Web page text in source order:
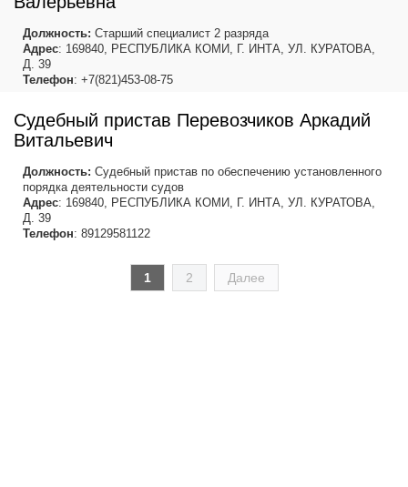
Должность: Старший специалист 2 разряда
Адрес: 169840, РЕСПУБЛИКА КОМИ, Г. ИНТА, УЛ. КУРАТОВА,
Д. 39
Телефон: +7(821)453-08-75
Судебный пристав Перевозчиков Аркадий
Витальевич
Должность: Судебный пристав по обеспечению установленного
порядка деятельности судов
Адрес: 169840, РЕСПУБЛИКА КОМИ, Г. ИНТА, УЛ. КУРАТОВА,
Д. 39
Телефон: 89129581122
1 2 Далее